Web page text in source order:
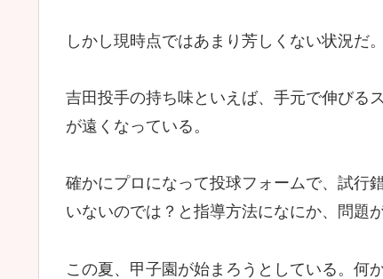
しかし現時点ではあまり芳しくない状況だ。
吉田投手の持ち味といえば、手元で伸びる
が遠くなっている。
確かにプロになって投球フォームで、試行
いないのでは？と指導方法になにか、問題
この夏、甲子園が始まろうとしている。何